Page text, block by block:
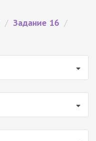
/ Задание 16 /